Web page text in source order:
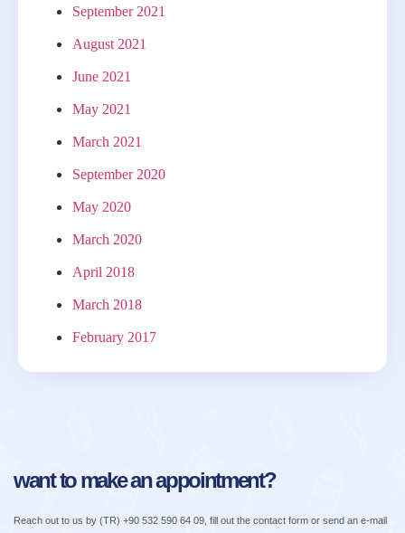
September 2021
August 2021
June 2021
May 2021
March 2021
September 2020
May 2020
March 2020
April 2018
March 2018
February 2017
want to make an appointment?
Reach out to us by (TR) +90 532 590 64 09 , fill out the contact form or send an e-mail